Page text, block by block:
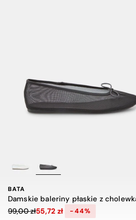
BATA
Cena obniżona z 99,00 zł do 55,72
99,00 zł55,72 zł -44%